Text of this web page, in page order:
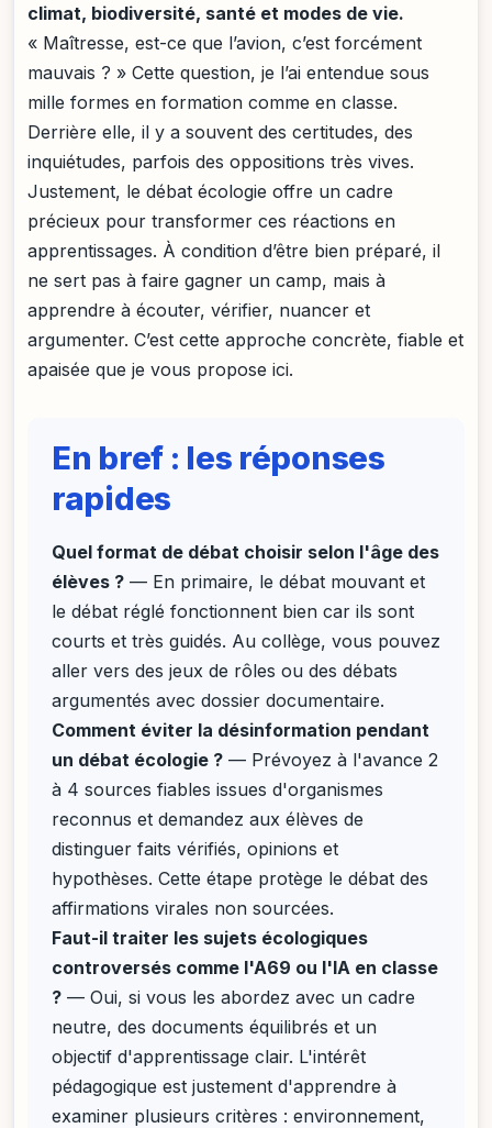
climat, biodiversité, santé et modes de vie.
« Maîtresse, est-ce que l’avion, c’est forcément
mauvais ? » Cette question, je l’ai entendue sous
mille formes en formation comme en classe.
Derrière elle, il y a souvent des certitudes, des
inquiétudes, parfois des oppositions très vives.
Justement, le débat écologie offre un cadre
précieux pour transformer ces réactions en
apprentissages. À condition d’être bien préparé, il
ne sert pas à faire gagner un camp, mais à
apprendre à écouter, vérifier, nuancer et
argumenter. C’est cette approche concrète, fiable et
apaisée que je vous propose ici.
En bref : les réponses
rapides
Quel format de débat choisir selon l'âge des
élèves ? — En primaire, le débat mouvant et
le débat réglé fonctionnent bien car ils sont
courts et très guidés. Au collège, vous pouvez
aller vers des jeux de rôles ou des débats
argumentés avec dossier documentaire.
Comment éviter la désinformation pendant
un débat écologie ? — Prévoyez à l'avance 2
à 4 sources fiables issues d'organismes
reconnus et demandez aux élèves de
distinguer faits vérifiés, opinions et
hypothèses. Cette étape protège le débat des
affirmations virales non sourcées.
Faut-il traiter les sujets écologiques
controversés comme l'A69 ou l'IA en classe
? — Oui, si vous les abordez avec un cadre
neutre, des documents équilibrés et un
objectif d'apprentissage clair. L'intérêt
pédagogique est justement d'apprendre à
examiner plusieurs critères : environnement,